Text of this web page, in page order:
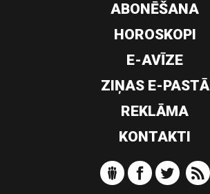
ABONĒŠANA
HOROSKOPI
E-AVĪZE
ZIŅAS E-PASTĀ
REKLĀMA
KONTAKTI